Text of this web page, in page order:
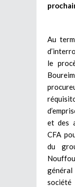
Au
le
et des
CFA
du
société